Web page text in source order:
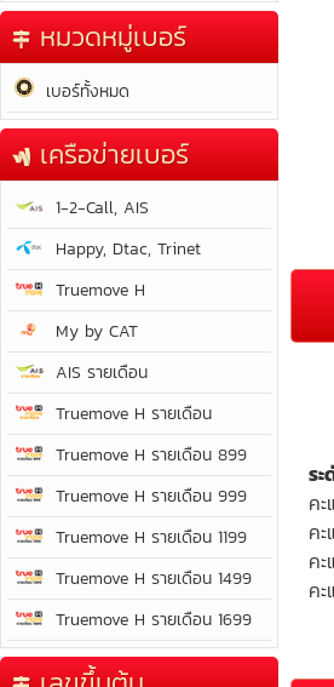
หมวดหมู่เบอร์
เบอร์ทั้งหมด
เครือข่ายเบอร์
1-2-Call, AIS
Happy, Dtac, Trinet
Truemove H
My by CAT
AIS รายเดือน
Truemove H รายเดือน
Truemove H รายเดือน 899
Truemove H รายเดือน 999
Truemove H รายเดือน 1199
Truemove H รายเดือน 1499
Truemove H รายเดือน 1699
ร
ค
ค
ค
ค